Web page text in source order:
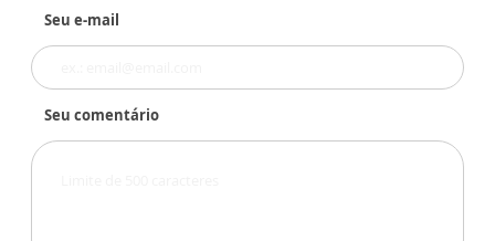
Seu e-mail
Seu comentário